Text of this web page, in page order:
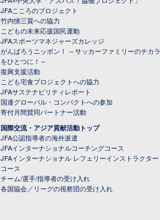
JFAこころのプロジェクト
竹内悌三賞への協力
こどもの未来応援国民運動
JFAスポーツマネジャーズカレッジ
がんばろうニッポン！ ～サッカーファミリーのチカラ
をひとつに！～
復興支援活動
こども宅食プロジェクトへの協力
JFAサステナビリティレポート
国連グローバル・コンパクトへの参加
寄付月間賛同パートナー活動
国際交流・アジア貢献活動トップ
JFA公認指導者の海外派遣
JFAインターナショナルコーチングコース
JFAインターナショナル レフェリーインストラクター
コース
チーム/選手/指導者の受け入れ
各国協会／リーグの視察団の受け入れ